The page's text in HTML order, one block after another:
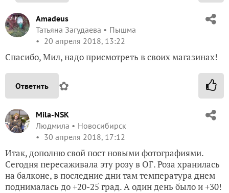
Amadeus
Татьяна Загудаева
Пышма
20 апреля 2018, 13:22
Спасибо, Мил, надо присмотреть в своих магазинах!
Ответить ✿
Mila-NSK
Людмила
Новосибирск
30 апреля 2018, 17:12
Итак, дополню свой пост новыми фотографиями.
Сегодня пересаживала эту розу в ОГ. Роза хранилась
на балконе, в последние дни там температура днем
поднималась до +20-25 град. А один день было и +30!